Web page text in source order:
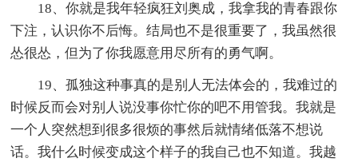
18、你就是我年轻疯狂刘奥成，我拿我的青春跟你
下注，认识你不后悔。结局也不是很重要了，我虽然很
怂很怂，但为了你我愿意用尽所有的勇气啊。
19、孤独这种事真的是别人无法体会的，我难过的
时候反而会对别人说没事你忙你的吧不用管我。我就是
一个人突然想到很多很烦的事然后就情绪低落不想说
话。我什么时候变成这个样子的我自己也不知道。我越